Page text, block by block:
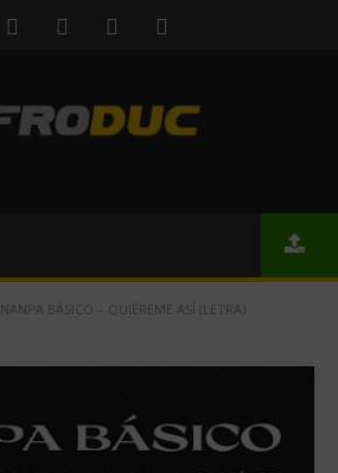
NANPA BÁSICO – QUIÉREME ASÍ (LETRA)